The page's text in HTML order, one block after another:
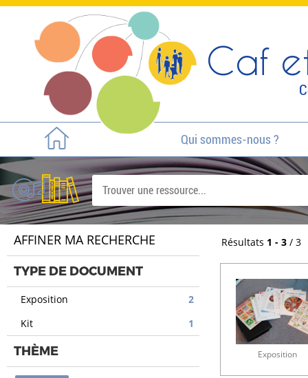
Caf
Qui sommes-nous ?
AFFINER MA RECHERCHE
TYPE DE DOCUMENT
Exposition
2
Kit
1
THÈME
Résultats 1 - 3 / 3
Exposition